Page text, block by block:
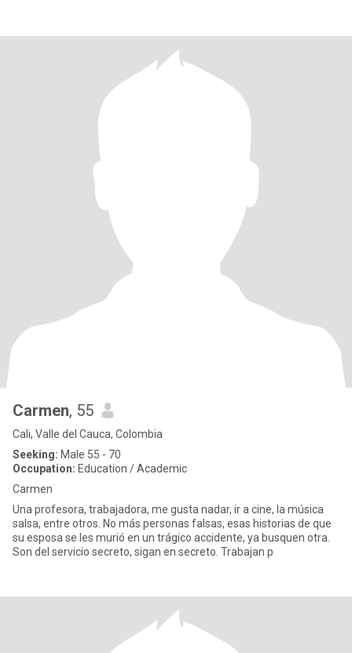
Carmen, 55
Cali, Valle del Cauca, Colombia
Seeking: Male 55 - 70
Occupation: Education / Academic
Carmen
Una profesora, trabajadora, me gusta nadar, ir a cine, la música
salsa, entre otros. No más personas falsas, esas historias de que
su esposa se les murió en un trágico accidente, ya busquen otra.
Son del servicio secreto, sigan en secreto. Trabajan p